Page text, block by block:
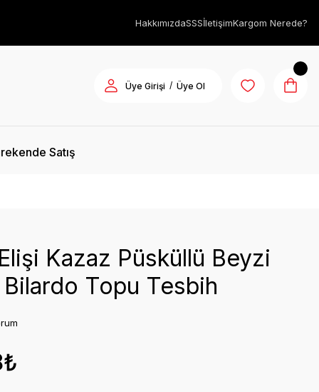
HakkımızdaSSSİletişimKargom Nerede?
Üye Girişi / Üye Ol
Satış
Kazaz Püsküllü Beyzi
Topu Tesbih